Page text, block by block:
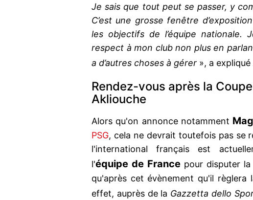
Je sais que tout peut se passer, y
C’est une grosse fenêtre
les objectifs de l’équipe nationale.
respect à mon club non plus en
a d’autres choses à gérer », a expliqué
Rendez-vous après la
Akliouche
Alors qu'on annonce notamment
PSG, cela ne devrait toutefois pas se
l'international français est
l'équipe de France pour disputer
qu'après cet évènement qu'il règlera
effet, auprès de la Gazzetta dello